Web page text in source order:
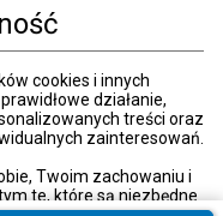
cookies i innych
działanie,
treści oraz
zainteresowań.
Twoim zachowaniu i
te, które są niezbędne
zniżkach oferowanych
środków komunikacji
wyrażone zgody.